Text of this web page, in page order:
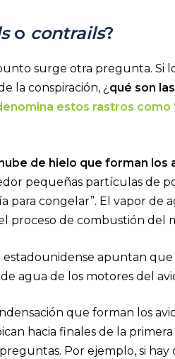
o contrails?
surge otra pregunta. Si
la conspiración, ¿ qué son
estos rastros como
de hielo que forman los
pequeñas partículas de
para congelar”. El vapor de
proceso de combustión del
estadounidense apuntan que
agua de los motores del
que forman los
hacia finales de la
Por ejemplo, si